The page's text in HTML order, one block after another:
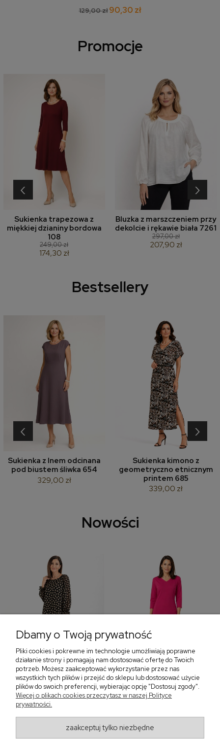
129,00 zł 90,30 zł
Promocje
Sukienka trapezowa z
miękkiej dzianiny bordowa
108
249,00 zł
174,30 zł
Bluzka z marszczeniem przy
dekolcie i rękawie biała 7261
297,00 zł
207,90 zł
‹ ›
Bestsellery
Sukienka z lnem odcinana
pod biustem śliwka 654
329,00 zł
Sukienka kimono z
geometryczno etnicznym
printem 685
339,00 zł
‹ ›
Nowości
Sukienka z falbaną i
bufiastym rękawem w
405,30 zł
Sukienka z dekoltem w
299,00 zł
‹
Dbamy o Twoją prywatność
Pliki cookies i pokrewne im technologie umożliwiają poprawne
działanie strony i pomagają nam dostosować ofertę do Twoich
potrzeb. Możesz zaakceptować wykorzystanie przez nas
wszystkich tych plików i przejść do sklepu lub dostosować użycie
plików do swoich preferencji, wybierając opcję "Dostosuj zgody".
Więcej o plikach cookies przeczytasz w naszej Polityce
prywatności.
zaakceptuj tylko niezbędne